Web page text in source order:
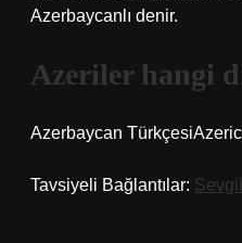
Azerbaycanlı denir.
Azeriler hangi
Azerbaycan
Tavsiyeli Bağlantılar: